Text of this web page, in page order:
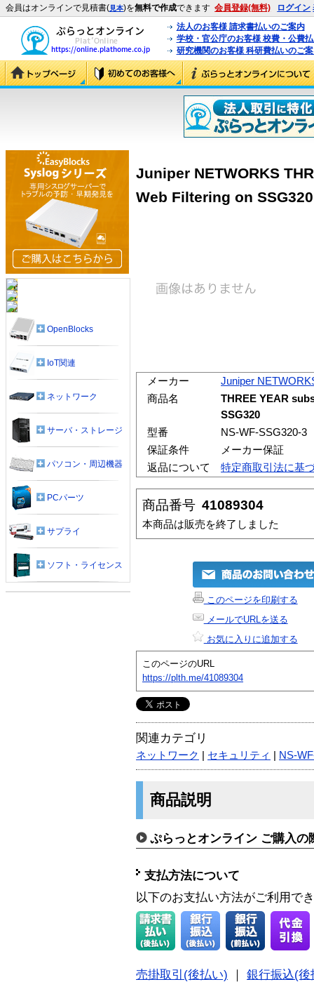
会員はオンラインで見積書(見本)を無料で作成できます 会員登録(無料) ログイン
法人のお客様 請求書払いのご案内
学校・官公庁のお客様 校費・公費
研究機関のお客様 科研費払いのご
Juniper NETWORKS
Web Filtering on
メーカー
Juniper
商品名
THREE YEAR
SSG320
型番
NS-WF-SSG320-3
保証条件
メーカー保証
返品について
特定商取引法に基
商品番号 41089304
本商品は販売を終了しました
このページを印刷する
メールでURLを送る
お気に入りに追加する
このページのURL
https://plth.me/41089304
関連カテゴリ
ネットワーク セキュリティ NS-
商品説明
ぷらっとオンライン ご購入の
支払方法について
以下のお支払い方法がご利用で
売掛取引(後払い)
銀行振込(後
OpenBlocks
IoT関連
ネットワーク
サーバ・ストレージ
パソコン・周辺機器
PCパーツ
サプライ
ソフト・ライセンス